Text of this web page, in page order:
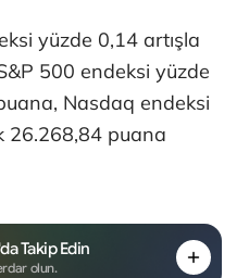
yüzde 0,14 artışla
500 endeksi yüzde
Nasdaq endeksi
26.268,84 puana
Takip Edin
olun.